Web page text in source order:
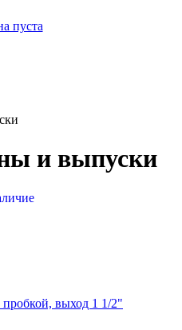
пуста
и выпуски
выход 1 1/2"